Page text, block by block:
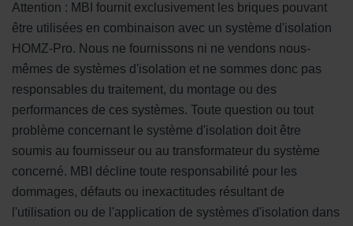
Attention : MBI fournit exclusivement les briques pouvant
être utilisées en combinaison avec un système d'isolation
HOMZ-Pro. Nous ne fournissons ni ne vendons nous-
mêmes de systèmes d'isolation et ne sommes donc pas
responsables du traitement, du montage ou des
performances de ces systèmes. Toute question ou tout
problème concernant le système d'isolation doit être
soumis au fournisseur ou au transformateur du système
concerné. MBI décline toute responsabilité pour les
dommages, défauts ou inexactitudes résultant de
l'utilisation ou de l'application de systèmes d'isolation dans